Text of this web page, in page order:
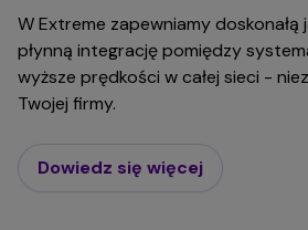
W Extreme zapewniamy doskonałą
płynną integrację pomiędzy
wyższe prędkości w całej sieci -
Twojej firmy.
Dowiedz się więcej